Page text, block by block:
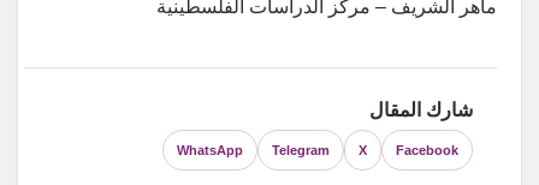
ماهر الشريف – مركز الدراسات الفلسطينية
شارك المقال
Facebook
X
Telegram
WhatsApp